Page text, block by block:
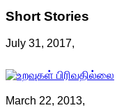
Short Stories
July 31, 2017,
March 22, 2013,